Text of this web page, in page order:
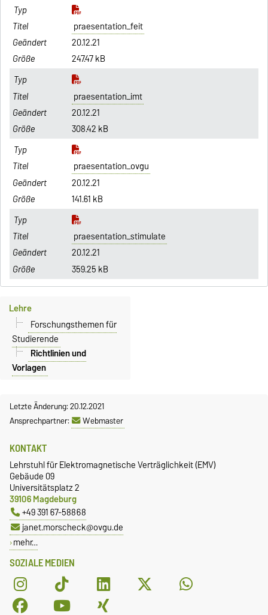
praesentation_feit
20.12.21
247.47 kB
praesentation_imt
20.12.21
308.42 kB
praesentation_ovgu
20.12.21
141.61 kB
praesentation_stimulate
20.12.21
359.25 kB
Lehre
Forschungsthemen für
Studierende
Richtlinien und
Vorlagen
Letzte Änderung: 20.12.2021
Ansprechpartner:
Webmaster
SOZIALE MEDIEN
KONTAKT
Lehrstuhl für Elektromagnetische Verträglichkeit (EMV)
Gebäude 09
Universitätsplatz 2
39106 Magdeburg
+49 391 67-58868
janet.morscheck@ovgu.de
mehr…